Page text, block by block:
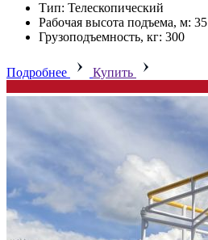
Тип: Телескопический
Рабочая высота подъема, м: 35
Грузоподъемность, кг: 300
Подробнее Купить